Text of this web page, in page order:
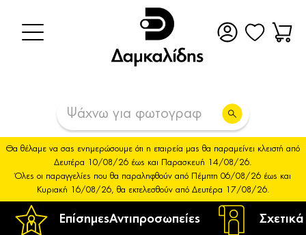
ΕπίσημεςΑντιπροσωπείες
Θα θέλαμε να σας ενημερώσουμε ότι η εταιρεία μας θα παραμείνει κλειστή από
Δευτέρα 10/08/26 έως και Παρασκευή 14/08/26.
Όλες οι παραγγελίες που θα παραληφθούν από Πέμπτη 06/08/26 έως και
Κυριακή 16/08/26, θα εκτελεσθούν από Δευτέρα 17/08/26.